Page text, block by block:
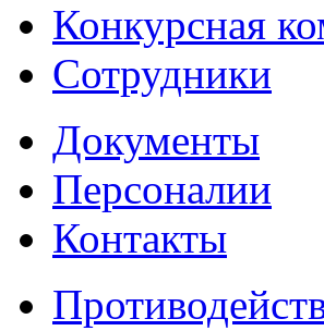
Конкурсная
Сотрудники
Документы
Персоналии
Контакты